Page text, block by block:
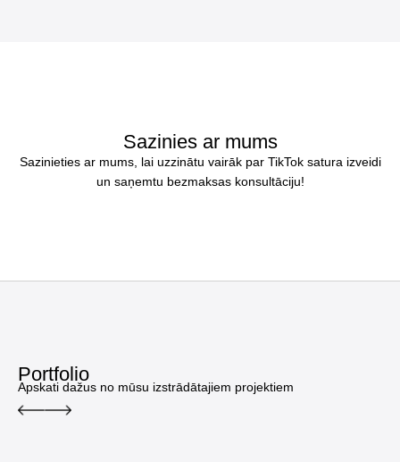
Sazinies ar mums
Sazinieties ar mums, lai uzzinātu vairāk par TikTok satura izveidi
un saņemtu bezmaksas konsultāciju!
Portfolio
Apskati dažus no mūsu izstrādātajiem projektiem